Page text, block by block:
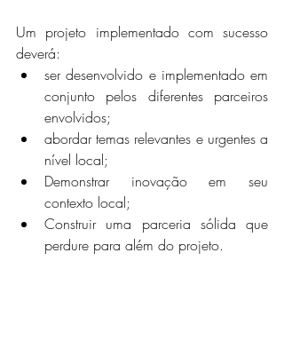
Um projeto implementado com sucesso
deverá:
ser desenvolvido e implementado em
conjunto pelos diferentes parceiros
envolvidos;
abordar temas relevantes e urgentes a
nível local;
Demonstrar inovação em seu
contexto local;
Construir uma parceria sólida que
perdure para além do projeto.